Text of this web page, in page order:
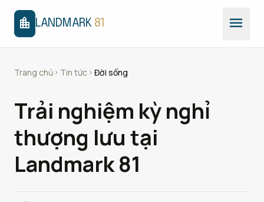
location_city LANDMARK 81 menu
Trang chủ chevron_right Tin tức chevron_right Đời sống
Trải nghiệm kỳ nghỉ
thượng lưu tại
Landmark 81